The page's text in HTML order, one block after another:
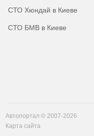
СТО Хюндай в Киеве
СТО БМВ в Киеве
Автопортал © 2007-2026
Карта сайта